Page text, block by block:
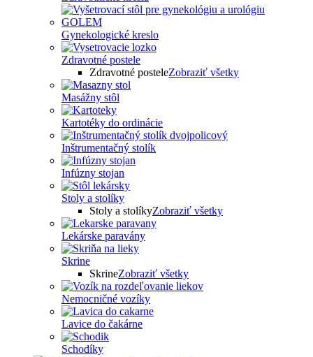
Gynekologické kreslo
Zdravotné postele
Zdravotné posteleZobraziť všetky
Masážny stôl
Kartotéky do ordinácie
Inštrumentačný stolík
Infúzny stojan
Stoly a stolíky
Stoly a stolíkyZobraziť všetky
Lekárske paravány
Skrine
SkrineZobraziť všetky
Nemocničné vozíky
Lavice do čakárne
Schodíky